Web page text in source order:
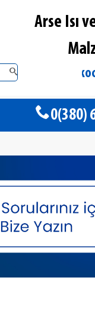
Arse Isı
Akçakoca
0(380)